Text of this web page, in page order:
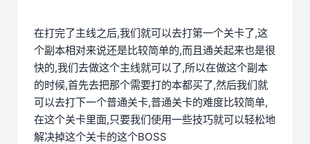
在打完了主线之后,我们就可以去打第一个关卡了,这
个副本相对来说还是比较简单的,而且通关起来也是很
快的,我们去做这个主线就可以了,所以在做这个副本
的时候,首先去把那个需要打的本都买了,然后我们就
可以去打下一个普通关卡,普通关卡的难度比较简单,
在这个关卡里面,只要我们使用一些技巧就可以轻松地
解决掉这个关卡的这个BOSS